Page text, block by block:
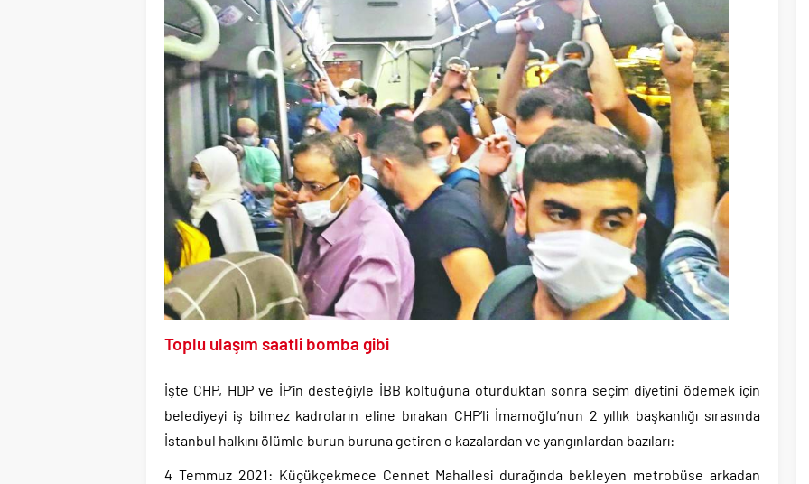
Toplu ulaşım saatli bomba gibi
İşte CHP, HDP ve İP’in desteğiyle İBB koltuğuna oturduktan sonra seçim diyetini ödemek için
belediyeyi iş bilmez kadroların eline bırakan CHP’li İmamoğlu’nun 2 yıllık başkanlığı sırasında
İstanbul halkını ölümle burun buruna getiren o kazalardan ve yangınlardan bazıları:
4 Temmuz 2021: Küçükçekmece Cennet Mahallesi durağında bekleyen metrobüse arkadan